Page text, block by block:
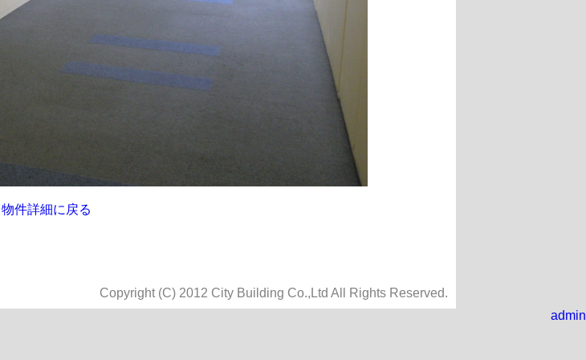
物件詳細に戻る
Copyright (C) 2012 City Building Co.,Ltd All Rights Reserved.
admin